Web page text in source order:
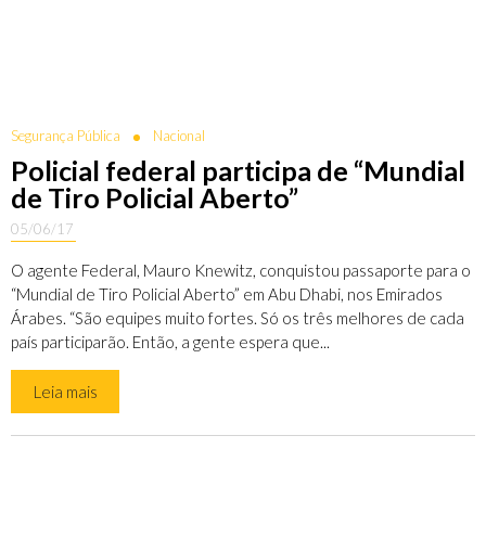
Segurança Pública Nacional
Policial federal participa de “Mundial
de Tiro Policial Aberto”
05/06/17
O agente Federal, Mauro Knewitz, conquistou passaporte para o
“Mundial de Tiro Policial Aberto” em Abu Dhabi, nos Emirados
Árabes. “São equipes muito fortes. Só os três melhores de cada
país participarão. Então, a gente espera que...
Leia mais